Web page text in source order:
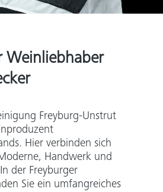
Weinliebhaber
Freyburg-Unstrut
Hier verbinden sich
Handwerk und
der Freyburger
Sie ein umfangreiches